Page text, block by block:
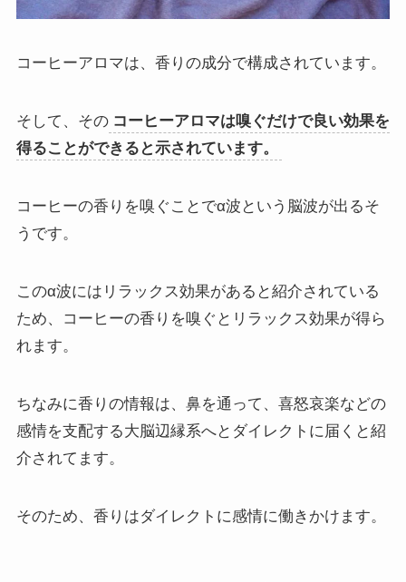
コーヒーアロマは、香りの成分で構成されています。
そして、その コーヒーアロマは嗅ぐだけで良い効果を
得ることができると示されています。
コーヒーの香りを嗅ぐことでα波という脳波が出るそ
うです。
このα波にはリラックス効果があると紹介されている
ため、コーヒーの香りを嗅ぐとリラックス効果が得ら
れます。
ちなみに香りの情報は、鼻を通って、喜怒哀楽などの
感情を支配する大脳辺縁系へとダイレクトに届くと紹
介されてます。
そのため、香りはダイレクトに感情に働きかけます。